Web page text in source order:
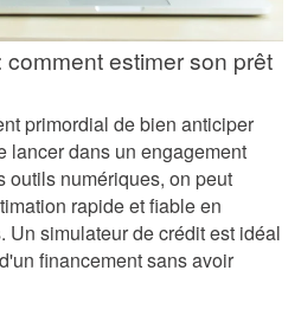
estimer son prêt
primordial de bien anticiper
lancer dans un engagement
outils numériques, on peut
rapide et fiable en
simulateur de crédit est idéal
financement sans avoir